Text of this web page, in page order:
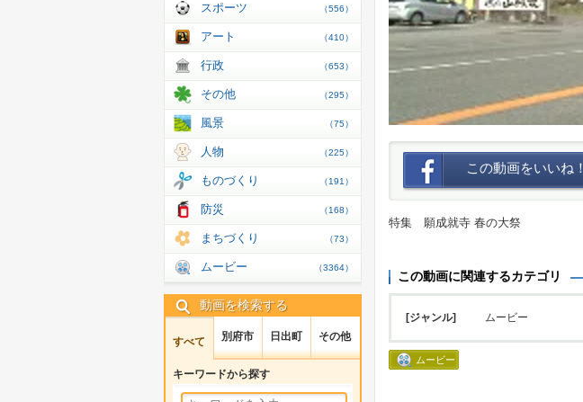
この動画をいいね！
特集 願成就寺 春の大祭
この動画に関連するカテゴリ
[ジャンル] ムービー
ムービー
スポーツ （556）
アート （410）
行政 （653）
その他 （295）
風景 （75）
人物 （225）
ものづくり （191）
防災 （168）
まちづくり （73）
ムービー （3364）
動画を検索する
すべて 別府市 日出町 その他
キーワードから探す